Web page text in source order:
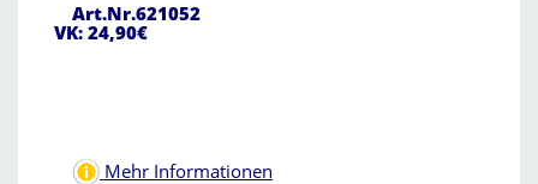
Art.Nr.621052
VK: 24,90€
Mehr Informationen